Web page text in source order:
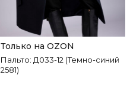
Пальто: Д033-12 (Темно-синий
2581)
Только на OZON